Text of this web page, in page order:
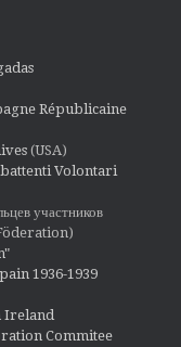
Républicaine
(USA)
Volontari
участников
Föderation)
1936-1939
Ireland
Commitee